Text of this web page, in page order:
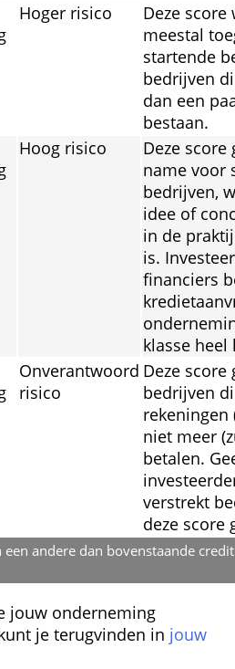
een andere dan bovenstaande
Hoger risico
Deze score
meestal
startende
bedrijven
dan een
bestaan.
Hoog risico
Deze
name voor
bedrijven,
idee of
in de
is.
financiers
klasse heel
Onverantwoord
risico
Deze
bedrijven
rekeningen
niet meer
betalen.
verstrekt
deze score
jouw onderneming
je terugvinden in jouw